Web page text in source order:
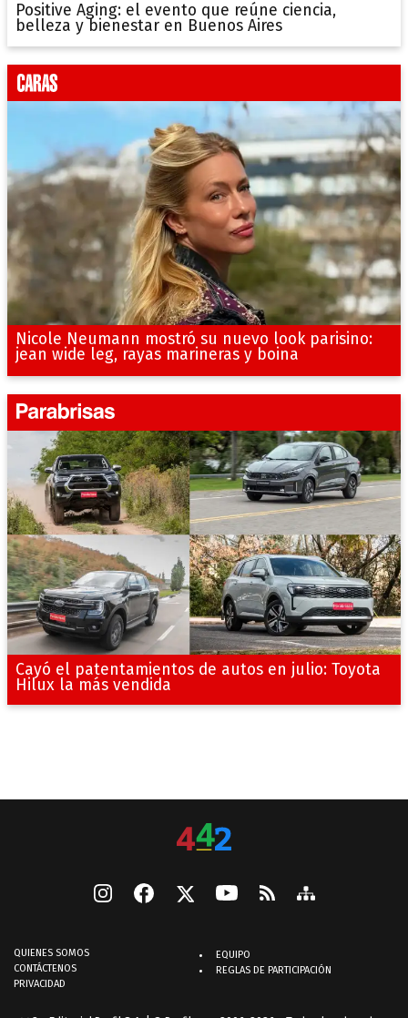
Positive Aging: el evento que reúne ciencia,
belleza y bienestar en Buenos Aires
Nicole Neumann mostró su nuevo look parisino:
jean wide leg, rayas marineras y boina
Cayó el patentamientos de autos en julio: Toyota
Hilux la más vendida
QUIENES SOMOS
CONTÁCTENOS
PRIVACIDAD
EQUIPO
REGLAS DE PARTICIPACIÓN